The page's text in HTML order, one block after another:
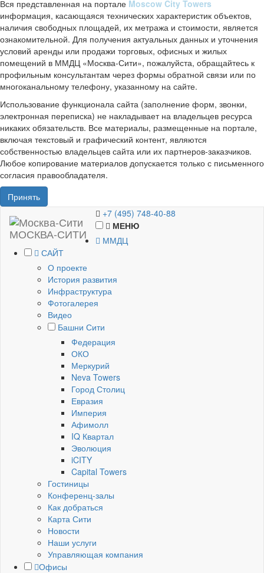
Вся представленная на портале Moscow City Towers
информация, касающаяся технических характеристик объектов,
наличия свободных площадей, их метража и стоимости, является
ознакомительной. Для получения актуальных данных и уточнения
условий аренды или продажи торговых, офисных и жилых
помещений в ММДЦ «Москва-Сити», пожалуйста, обращайтесь к
профильным консультантам через формы обратной связи или по
многоканальному телефону, указанному на сайте.
Использование функционала сайта (заполнение форм, звонки,
электронная переписка) не накладывает на владельцев ресурса
никаких обязательств. Все материалы, размещенные на портале,
включая текстовый и графический контент, являются
собственностью владельцев сайта или их партнеров-заказчиков.
Любое копирование материалов допускается только с письменного
согласия правообладателя.
Принять
МОСКВА-СИТИ
+7 (495) 748-40-88
МЕНЮ
ММДЦ
САЙТ
О проекте
История развития
Инфраструктура
Фотогалерея
Видео
Башни Сити
Федерация
ОКО
Меркурий
Neva Towers
Город Столиц
Евразия
Империя
Афимолл
IQ Квартал
Эволюция
iCITY
Capital Towers
Гостиницы
Конференц-залы
Как добраться
Карта Сити
Новости
Наши услуги
Управляющая компания
Офисы